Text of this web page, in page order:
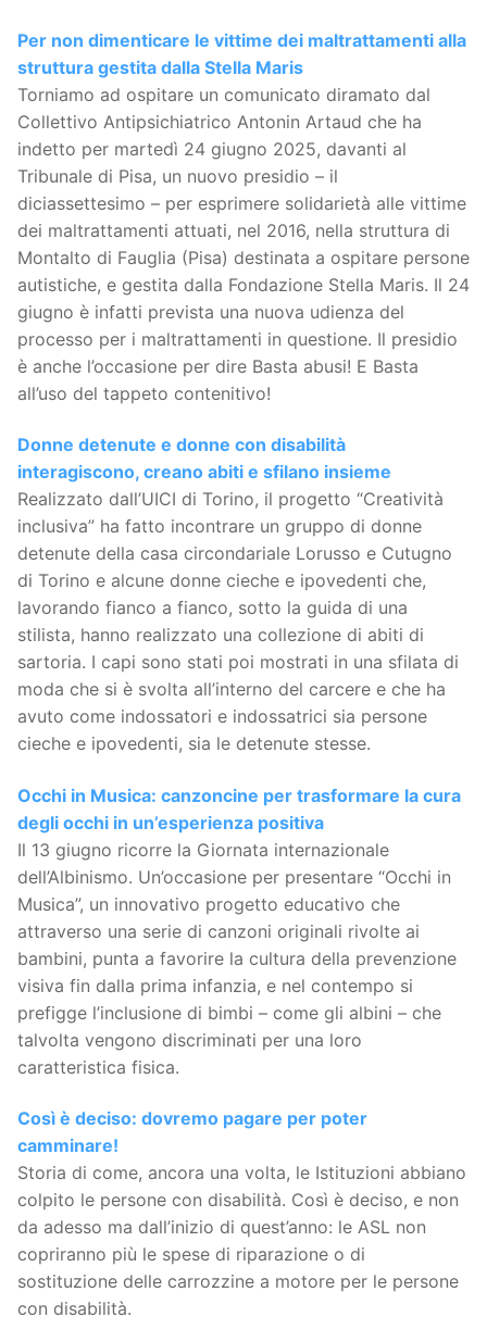
Per non dimenticare le vittime dei maltrattamenti alla
struttura gestita dalla Stella Maris
Torniamo ad ospitare un comunicato diramato dal
Collettivo Antipsichiatrico Antonin Artaud che ha
indetto per martedì 24 giugno 2025, davanti al
Tribunale di Pisa, un nuovo presidio – il
diciassettesimo – per esprimere solidarietà alle vittime
dei maltrattamenti attuati, nel 2016, nella struttura di
Montalto di Fauglia (Pisa) destinata a ospitare persone
autistiche, e gestita dalla Fondazione Stella Maris. Il 24
giugno è infatti prevista una nuova udienza del
processo per i maltrattamenti in questione. Il presidio
è anche l’occasione per dire Basta abusi! E Basta
all’uso del tappeto contenitivo!
Donne detenute e donne con disabilità
interagiscono, creano abiti e sfilano insieme
Realizzato dall’UICI di Torino, il progetto “Creatività
inclusiva” ha fatto incontrare un gruppo di donne
detenute della casa circondariale Lorusso e Cutugno
di Torino e alcune donne cieche e ipovedenti che,
lavorando fianco a fianco, sotto la guida di una
stilista, hanno realizzato una collezione di abiti di
sartoria. I capi sono stati poi mostrati in una sfilata di
moda che si è svolta all’interno del carcere e che ha
avuto come indossatori e indossatrici sia persone
cieche e ipovedenti, sia le detenute stesse.
Occhi in Musica: canzoncine per trasformare la cura
degli occhi in un’esperienza positiva
Il 13 giugno ricorre la Giornata internazionale
dell’Albinismo. Un’occasione per presentare “Occhi in
Musica”, un innovativo progetto educativo che
attraverso una serie di canzoni originali rivolte ai
bambini, punta a favorire la cultura della prevenzione
visiva fin dalla prima infanzia, e nel contempo si
prefigge l’inclusione di bimbi – come gli albini – che
talvolta vengono discriminati per una loro
caratteristica fisica.
Così è deciso: dovremo pagare per poter
camminare!
Storia di come, ancora una volta, le Istituzioni abbiano
colpito le persone con disabilità. Così è deciso, e non
da adesso ma dall’inizio di quest’anno: le ASL non
copriranno più le spese di riparazione o di
sostituzione delle carrozzine a motore per le persone
con disabilità.